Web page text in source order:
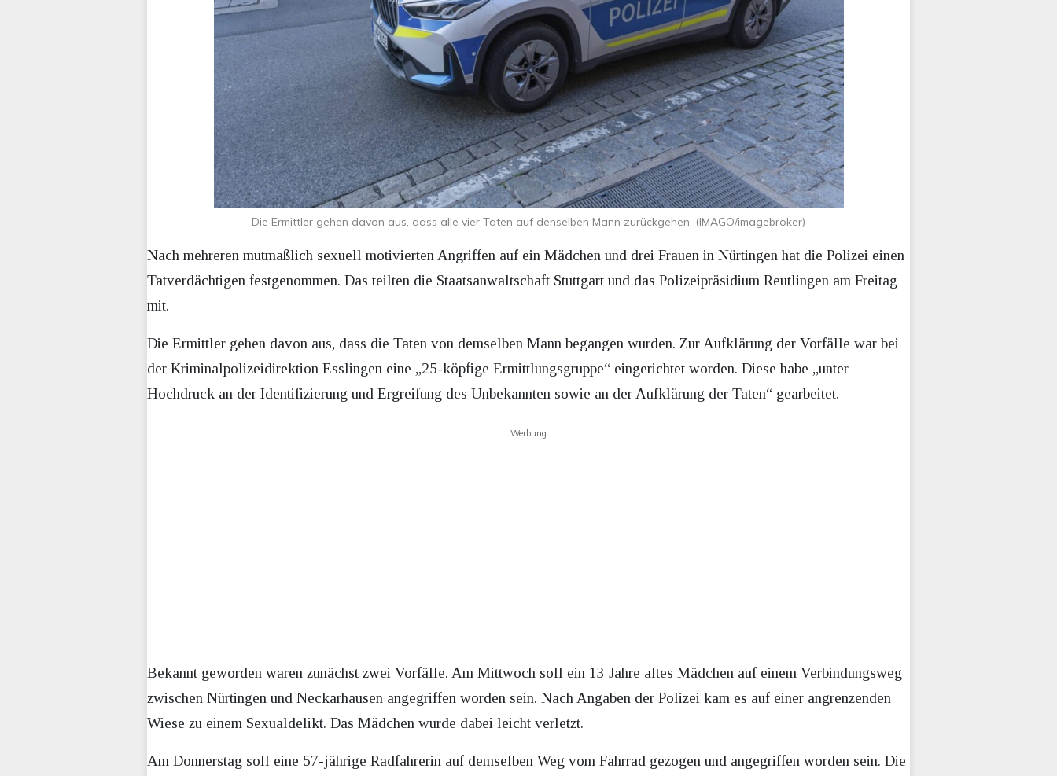
Die Ermittler gehen davon aus, dass alle vier Taten auf denselben Mann zurückgehen. (IMAGO/imagebroker)
Nach mehreren mutmaßlich sexuell motivierten Angriffen auf ein Mädchen und drei Frauen in Nürtingen hat die Polizei einen
Tatverdächtigen festgenommen. Das teilten die Staatsanwaltschaft Stuttgart und das Polizeipräsidium Reutlingen am Freitag
mit.
Die Ermittler gehen davon aus, dass die Taten von demselben Mann begangen wurden. Zur Aufklärung der Vorfälle war bei
der Kriminalpolizeidirektion Esslingen eine „25-köpfige Ermittlungsgruppe“ eingerichtet worden. Diese habe „unter
Hochdruck an der Identifizierung und Ergreifung des Unbekannten sowie an der Aufklärung der Taten“ gearbeitet.
Werbung
Bekannt geworden waren zunächst zwei Vorfälle. Am Mittwoch soll ein 13 Jahre altes Mädchen auf einem Verbindungsweg
zwischen Nürtingen und Neckarhausen angegriffen worden sein. Nach Angaben der Polizei kam es auf einer angrenzenden
Wiese zu einem Sexualdelikt. Das Mädchen wurde dabei leicht verletzt.
Am Donnerstag soll eine 57-jährige Radfahrerin auf demselben Weg vom Fahrrad gezogen und angegriffen worden sein. Die